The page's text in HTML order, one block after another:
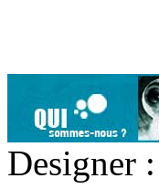
Designer